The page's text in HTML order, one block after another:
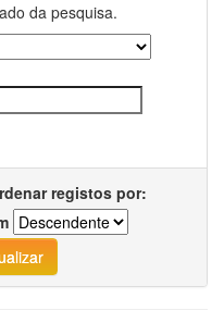
da pesquisa.
registos por: